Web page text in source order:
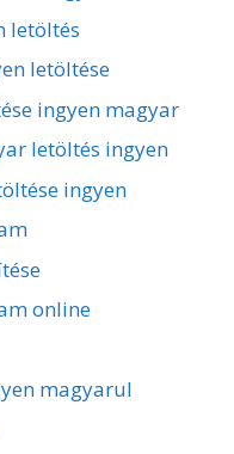
letöltés
letöltése
ingyen magyar
letöltés ingyen
ingyen
online
magyarul